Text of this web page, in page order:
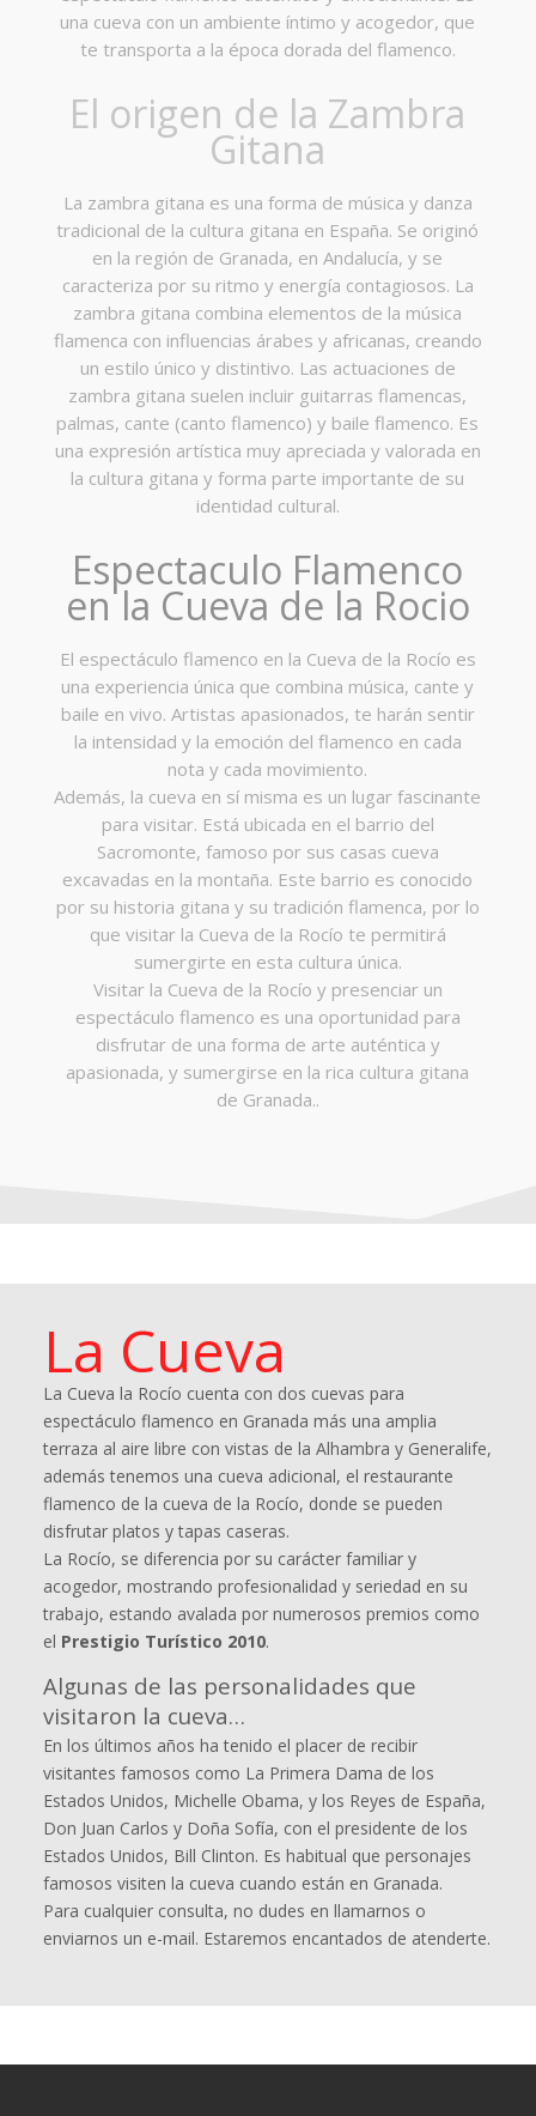
una cueva con un ambiente íntimo y acogedor, que
te transporta a la época dorada del flamenco.
El origen de la Zambra
Gitana
La zambra gitana es una forma de música y danza
tradicional de la cultura gitana en España. Se originó
en la región de Granada, en Andalucía, y se
caracteriza por su ritmo y energía contagiosos. La
zambra gitana combina elementos de la música
flamenca con influencias árabes y africanas, creando
un estilo único y distintivo. Las actuaciones de
zambra gitana suelen incluir guitarras flamencas,
palmas, cante (canto flamenco) y baile flamenco. Es
una expresión artística muy apreciada y valorada en
la cultura gitana y forma parte importante de su
identidad cultural.
Espectaculo Flamenco
en la Cueva de la Rocio
El espectáculo flamenco en la Cueva de la Rocío es
una experiencia única que combina música, cante y
baile en vivo. Artistas apasionados, te harán sentir
la intensidad y la emoción del flamenco en cada
nota y cada movimiento.
Además, la cueva en sí misma es un lugar fascinante
para visitar. Está ubicada en el barrio del
Sacromonte, famoso por sus casas cueva
excavadas en la montaña. Este barrio es conocido
por su historia gitana y su tradición flamenca, por lo
que visitar la Cueva de la Rocío te permitirá
sumergirte en esta cultura única.
Visitar la Cueva de la Rocío y presenciar un
espectáculo flamenco es una oportunidad para
disfrutar de una forma de arte auténtica y
apasionada, y sumergirse en la rica cultura gitana
de Granada..
La Cueva
La Cueva la Rocío cuenta con dos cuevas para
espectáculo flamenco en Granada más una amplia
terraza al aire libre con vistas de la Alhambra y Generalife,
además tenemos una cueva adicional, el restaurante
flamenco de la cueva de la Rocío, donde se pueden
disfrutar platos y tapas caseras.
La Rocío, se diferencia por su carácter familiar y
acogedor, mostrando profesionalidad y seriedad en su
trabajo, estando avalada por numerosos premios como
el Prestigio Turístico 2010.
Algunas de las personalidades que
visitaron la cueva…
En los últimos años ha tenido el placer de recibir
visitantes famosos como La Primera Dama de los
Estados Unidos, Michelle Obama, y los Reyes de España,
Don Juan Carlos y Doña Sofía, con el presidente de los
Estados Unidos, Bill Clinton. Es habitual que personajes
famosos visiten la cueva cuando están en Granada.
Para cualquier consulta, no dudes en llamarnos o
enviarnos un e-mail. Estaremos encantados de atenderte.